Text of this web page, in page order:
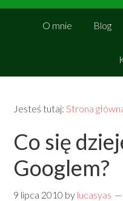
O mnie Blog
Jesteś tutaj:Strona
Co się
Googlem?
9 lipca 2010 by lucasyas